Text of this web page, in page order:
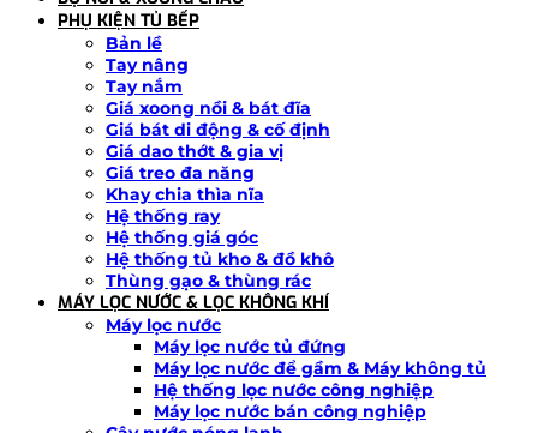
PHỤ KIỆN TỦ BẾP
Bản lề
Tay nâng
Tay nắm
Giá xoong nồi & bát đĩa
Giá bát di động & cố định
Giá dao thớt & gia vị
Giá treo đa năng
Khay chia thìa nĩa
Hệ thống ray
Hệ thống giá góc
Hệ thống tủ kho & đồ khô
Thùng gạo & thùng rác
MÁY LỌC NƯỚC & LỌC KHÔNG KHÍ
Máy lọc nước
Máy lọc nước tủ đứng
Máy lọc nước để gầm & Máy không tủ
Hệ thống lọc nước công nghiệp
Máy lọc nước bán công nghiệp